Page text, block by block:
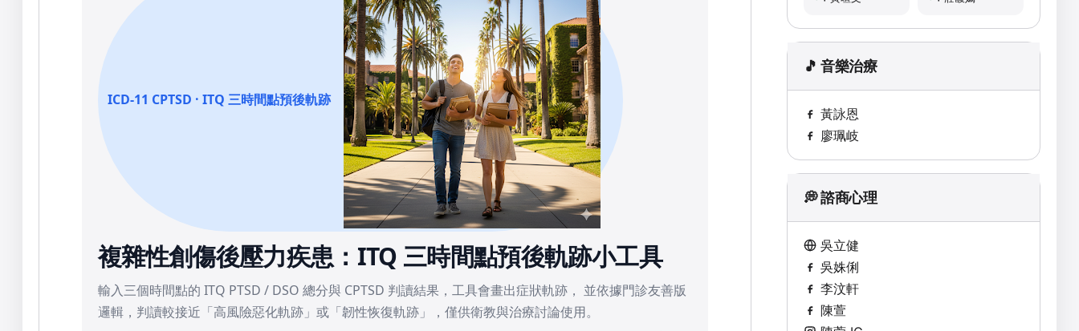
ICD-11 CPTSD · ITQ 三時間點預後軌跡
複雜性創傷後壓力疾患：ITQ 三時間點預後軌跡小工具
輸入三個時間點的 ITQ PTSD / DSO 總分與 CPTSD 判讀結果，工具會畫出症狀軌跡， 並依據門診友善版
邏輯，判讀較接近「高風險惡化軌跡」或「韌性恢復軌跡」，僅供衛教與治療討論使用。
🎵 音樂治療
黃詠恩
廖珮岐
💭 諮商心理
吳立健
吳姝俐
李汶軒
陳萱